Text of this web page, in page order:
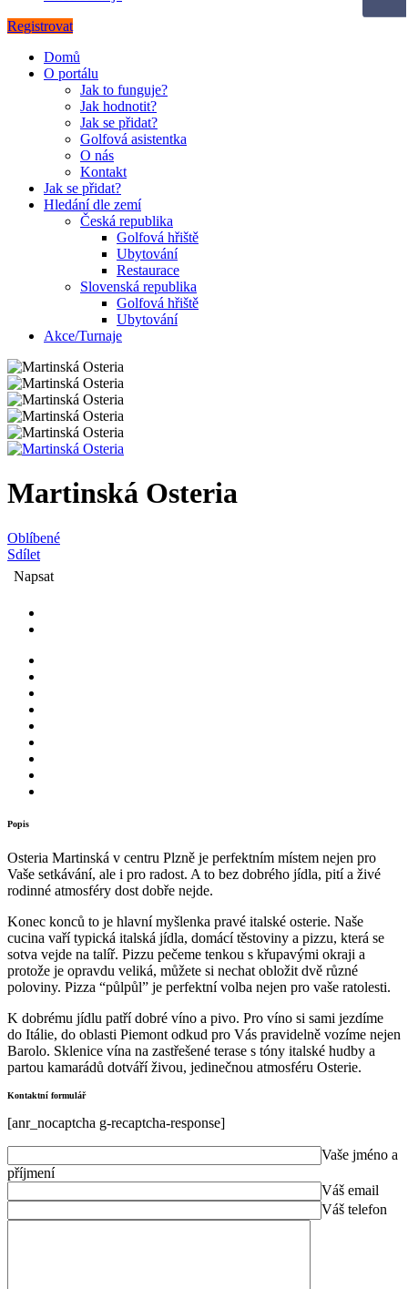
Registrovat
Domů
O portálu
Jak to funguje?
Jak hodnotit?
Jak se přidat?
Golfová asistentka
O nás
Kontakt
Jak se přidat?
Hledání dle zemí
Česká republika
Golfová hřiště
Ubytování
Restaurace
Slovenská republika
Golfová hřiště
Ubytování
Akce/Turnaje
Martinská Osteria
Oblíbené
Sdílet
Napsat
Popis
Osteria Martinská v centru Plzně je perfektním místem nejen pro
Vaše setkávání, ale i pro radost. A to bez dobrého jídla, pití a živé
rodinné atmosféry dost dobře nejde.
Konec konců to je hlavní myšlenka pravé italské osterie. Naše
cucina vaří typická italská jídla, domácí těstoviny a pizzu, která se
sotva vejde na talíř. Pizzu pečeme tenkou s křupavými okraji a
protože je opravdu veliká, můžete si nechat obložit dvě různé
poloviny. Pizza “půlpůl” je perfektní volba nejen pro vaše ratolesti.
K dobrému jídlu patří dobré víno a pivo. Pro víno si sami jezdíme
do Itálie, do oblasti Piemont odkud pro Vás pravidelně vozíme nejen
Barolo. Sklenice vína na zastřešené terase s tóny italské hudby a
partou kamarádů dotváří živou, jedinečnou atmosféru Osterie.
Kontaktní formulář
[anr_nocaptcha g-recaptcha-response]
Vaše jméno a
příjmení
Váš email
Váš telefon